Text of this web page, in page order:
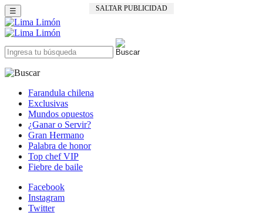
SALTAR PUBLICIDAD
☰
Farandula chilena
Exclusivas
Mundos opuestos
¿Ganar o Servir?
Gran Hermano
Palabra de honor
Top chef VIP
Fiebre de baile
Facebook
Instagram
Twitter